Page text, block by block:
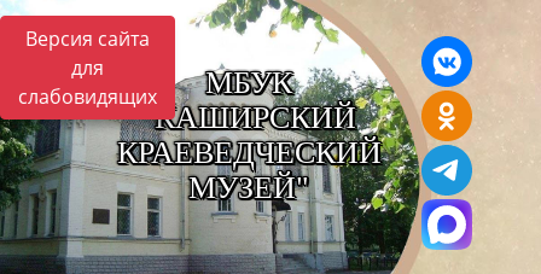
Версия сайта
для
слабовидящих
МБУК
"КАШИРСКИЙ
КРАЕВЕДЧЕСКИЙ
МУЗЕЙ"